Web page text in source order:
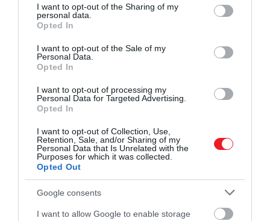
not limited to your visit or usage behaviour. You may click to
grant or deny consent to Google and its third-party tags to
use your data for below specified purposes in below Google
consent section.
I want to opt-out of the Sharing of my
personal data.
Opted In
I want to opt-out of the Sale of my
Personal Data.
Opted In
I want to opt-out of processing my
Personal Data for Targeted Advertising.
Opted In
I want to opt-out of Collection, Use,
Retention, Sale, and/or Sharing of my
Personal Data that Is Unrelated with the
Purposes for which it was collected.
Opted Out
Google consents
I want to allow Google to enable storage
Akárhogy is alakulnak át a munkaruhák, ezt kell
szem előtt tartani, és a divatot feláldozni ennek
oltárán.
Mindezek ellenére a manapság kapható női
munkaruházat a divatot is követi. Kapható
klasszikus, egyenes szabású nadrág, magas derekú,
vagy akár karcsúsított, slim szabású is. Emellett
érdemes arra is figyelmet fordítani, hogy milyen
anyagból készül az adott női munkaruha.
Természetesen az antisztatikus ruházatnál ez kötött
és szabvány szerinti, de például a kültéri
választani. Télen viszont a meleg flanel, fleece
béléses vagy hőszigetelt ruhát érdemes választani.